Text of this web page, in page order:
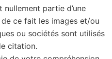
partie d’une
ce fait les images et/ou
ou sociétés sont utilisés
citation.